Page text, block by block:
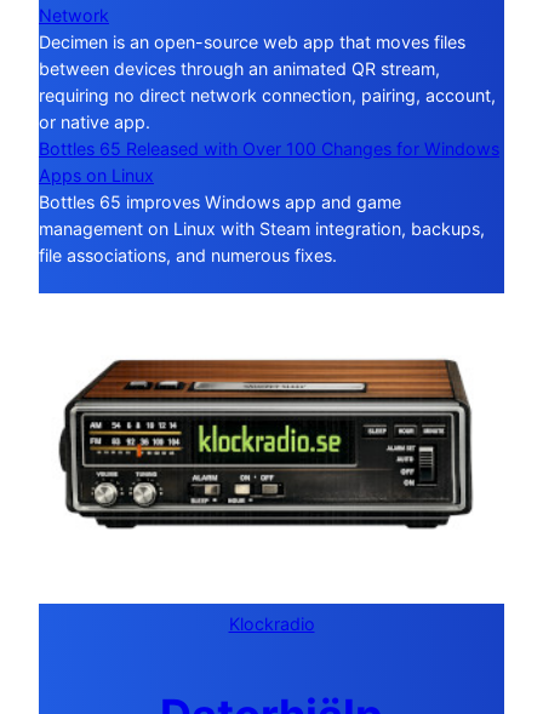
Network
Decimen is an open-source web app that moves files
between devices through an animated QR stream,
requiring no direct network connection, pairing, account,
or native app.
Bottles 65 Released with Over 100 Changes for Windows
Apps on Linux
Bottles 65 improves Windows app and game
management on Linux with Steam integration, backups,
file associations, and numerous fixes.
Klockradio